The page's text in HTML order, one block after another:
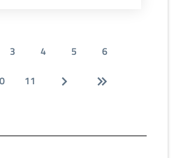
3 4 5
6
11